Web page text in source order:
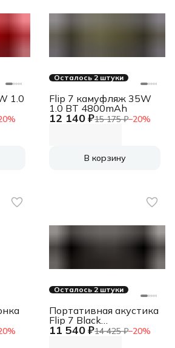
%
1.0
Осталось 2 штуки
12 140 ₽15 175 ₽−20%
Flip 7 камуфляж 35W
1.0 BT 4800mAh
В корзину
%
Осталось 2 штуки
11 540 ₽14 425 ₽−20%
Портативная акустика
Flip 7 Black
(JBLFLIP7BLK)